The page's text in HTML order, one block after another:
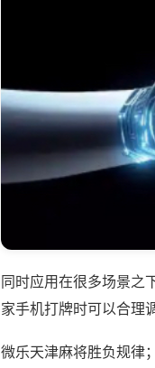
同时应用在很多场景之
家手机打牌时可以合理
微乐天津麻将胜负规律